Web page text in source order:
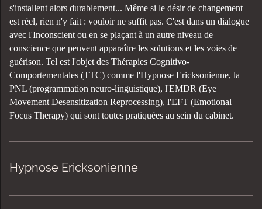
s'installent alors durablement... Même si le désir de changement
est réel, rien n'y fait : vouloir ne suffit pas. C'est dans un dialogue
avec l'Inconscient ou en se plaçant à un autre niveau de
conscience que peuvent apparaître les solutions et les voies de
guérison. Tel est l'objet des Thérapies Cognitivo-
Comportementales (TTC) comme l'Hypnose Ericksonienne, la
PNL (programmation neuro-linguistique), l'EMDR (Eye
Movement Desensitization Reprocessing), l'EFT (Emotional
Focus Therapy) qui sont toutes pratiquées au sein du cabinet.
Hypnose Ericksonienne